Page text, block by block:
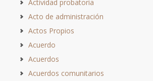
Actividad probatoria
Acto de administración
Actos Propios
Acuerdo
Acuerdos
Acuerdos comunitarios